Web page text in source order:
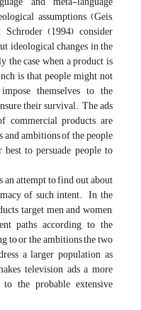
assumptions (Geis,
(1994) consider
ideological changes in the
case when a product is
is that people might not
themselves to the
their survival. The ads
commercial products, are
ambitions of the people
to persuade people to
an attempt to find out about
of such intent. In the
target men and women,
paths according to the
to or the ambitions the two
a larger population as
television ads a more
the probable extensive